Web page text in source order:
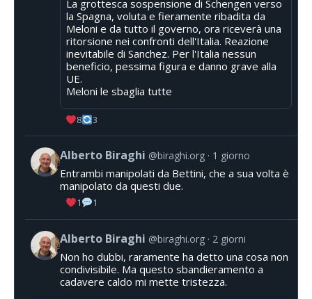
La grottesca sospensione di Schengen verso
la Spagna, voluta e fieramente ribadita da
Meloni e da tutto il governo, ora riceverà una
ritorsione nei confronti dell'Italia. Reazione
inevitabile di Sanchez. Per l'Italia nessun
beneficio, pessima figura e danno grave alla
UE.
Meloni le sbaglia tutte
8 3
Alberto Biraghi @biraghi.org 1 giorno
Entrambi manipolati da Bettini, che a sua volta è
manipolato da questi due.
1 1
Alberto Biraghi @biraghi.org 2 giorni
Non ho dubbi, raramente ha detto una cosa non
condivisibile. Ma questo sbandieramento a
cadavere caldo mi mette tristezza.